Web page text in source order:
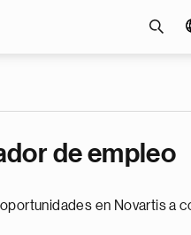
de empleo
en Novartis a